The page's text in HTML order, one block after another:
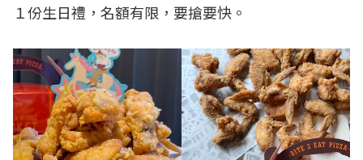
１份生日禮，名額有限，要搶要快。